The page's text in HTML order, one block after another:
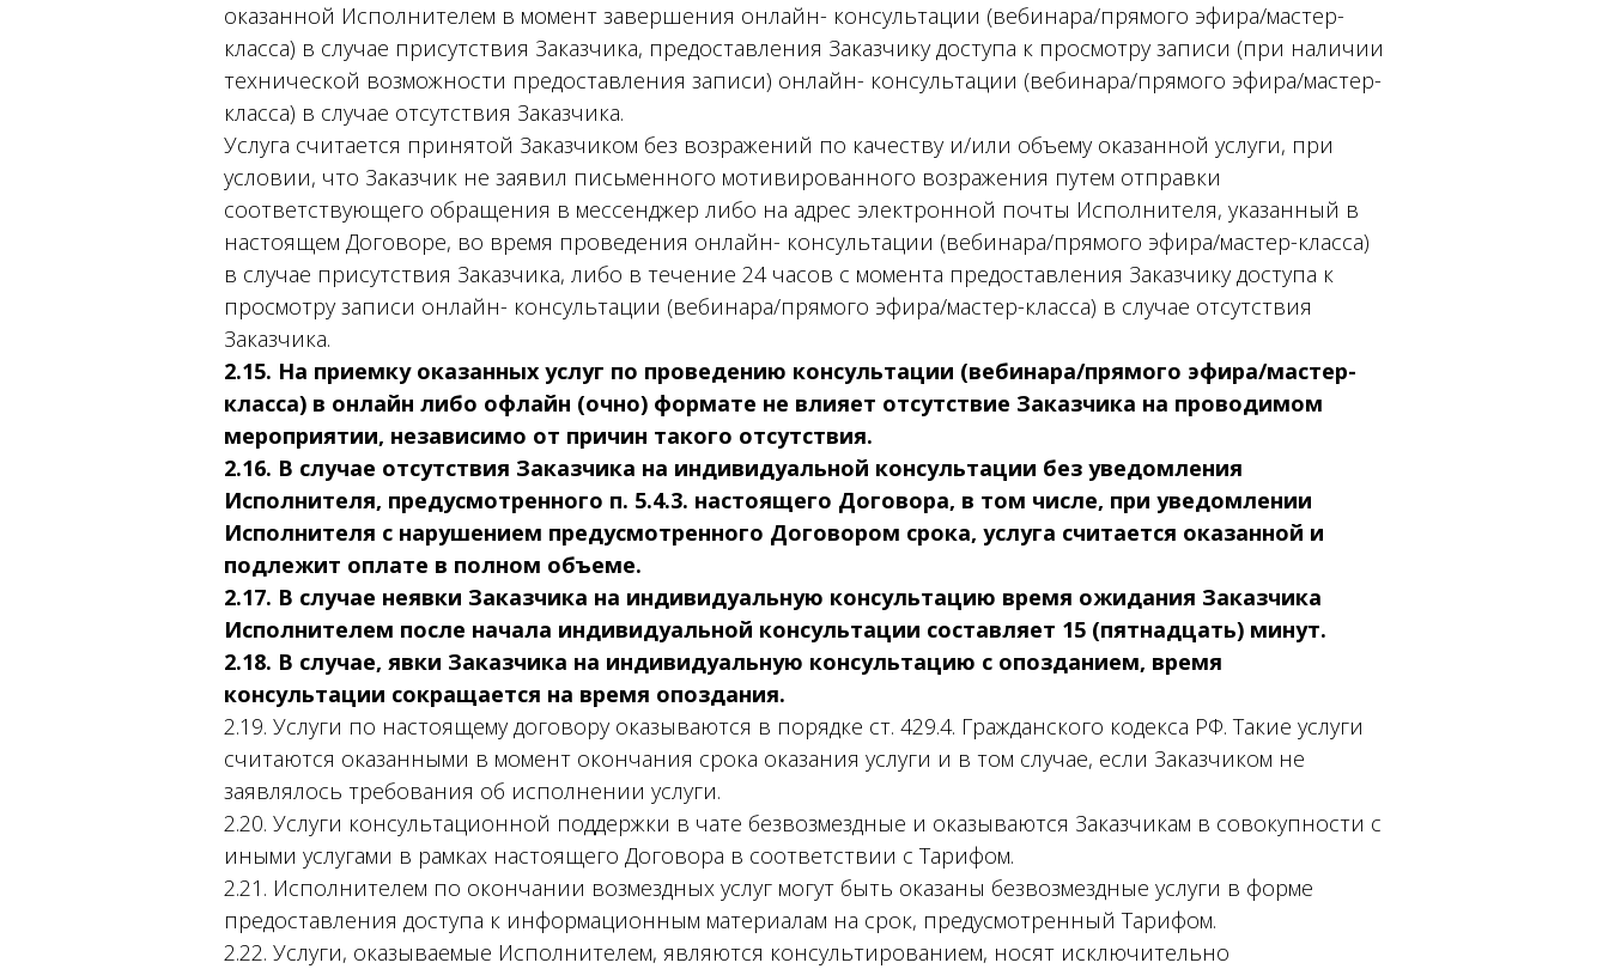
оказанной Исполнителем в момент завершения онлайн- консультации (вебинара/прямого эфира/мастер-
класса) в случае присутствия Заказчика, предоставления Заказчику доступа к просмотру записи (при наличии
технической возможности предоставления записи) онлайн- консультации (вебинара/прямого эфира/мастер-
класса) в случае отсутствия Заказчика.
Услуга считается принятой Заказчиком без возражений по качеству и/или объему оказанной услуги, при
условии, что Заказчик не заявил письменного мотивированного возражения путем отправки
соответствующего обращения в мессенджер либо на адрес электронной почты Исполнителя, указанный в
настоящем Договоре, во время проведения онлайн- консультации (вебинара/прямого эфира/мастер-класса)
в случае присутствия Заказчика, либо в течение 24 часов с момента предоставления Заказчику доступа к
просмотру записи онлайн- консультации (вебинара/прямого эфира/мастер-класса) в случае отсутствия
Заказчика.
2.15. На приемку оказанных услуг по проведению консультации (вебинара/прямого эфира/мастер-
класса) в онлайн либо офлайн (очно) формате не влияет отсутствие Заказчика на проводимом
мероприятии, независимо от причин такого отсутствия.
2.16. В случае отсутствия Заказчика на индивидуальной консультации без уведомления
Исполнителя, предусмотренного п. 5.4.3. настоящего Договора, в том числе, при уведомлении
Исполнителя с нарушением предусмотренного Договором срока, услуга считается оказанной и
подлежит оплате в полном объеме.
2.17. В случае неявки Заказчика на индивидуальную консультацию время ожидания Заказчика
Исполнителем после начала индивидуальной консультации составляет 15 (пятнадцать) минут.
2.18. В случае, явки Заказчика на индивидуальную консультацию с опозданием, время
консультации сокращается на время опоздания.
2.19. Услуги по настоящему договору оказываются в порядке ст. 429.4. Гражданского кодекса РФ. Такие услуги
считаются оказанными в момент окончания срока оказания услуги и в том случае, если Заказчиком не
заявлялось требования об исполнении услуги.
2.20. Услуги консультационной поддержки в чате безвозмездные и оказываются Заказчикам в совокупности с
иными услугами в рамках настоящего Договора в соответствии с Тарифом.
2.21. Исполнителем по окончании возмездных услуг могут быть оказаны безвозмездные услуги в форме
предоставления доступа к информационным материалам на срок, предусмотренный Тарифом.
2.22. Услуги, оказываемые Исполнителем, являются консультированием, носят исключительно